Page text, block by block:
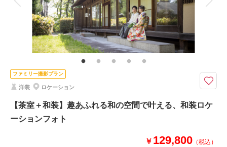
家族と撮影 家族用衣装レンタル ペットと撮影
その他含むもの
ヘアメイク撮影同行（移動費が発生する場合は実費となりますので予めご了
承ください。）
ペットと楽しむロケーションフォト！＊緊張しがちな表情も自然と明るく♪
お衣装、ヘアメイク、撮影データ、造花ブーケ込みのお得なプラン。
詳しくはお問い合わせください♪
※土日祝、ナイト撮影、撮影場所により別途追加料金が発生いたします。
ファミリー撮影プラン
洋装 ロケーション
【茶室＋和装】趣あふれる和の空間で叶える、和装ロケ
ーションフォト
￥ 129,800 （税込）